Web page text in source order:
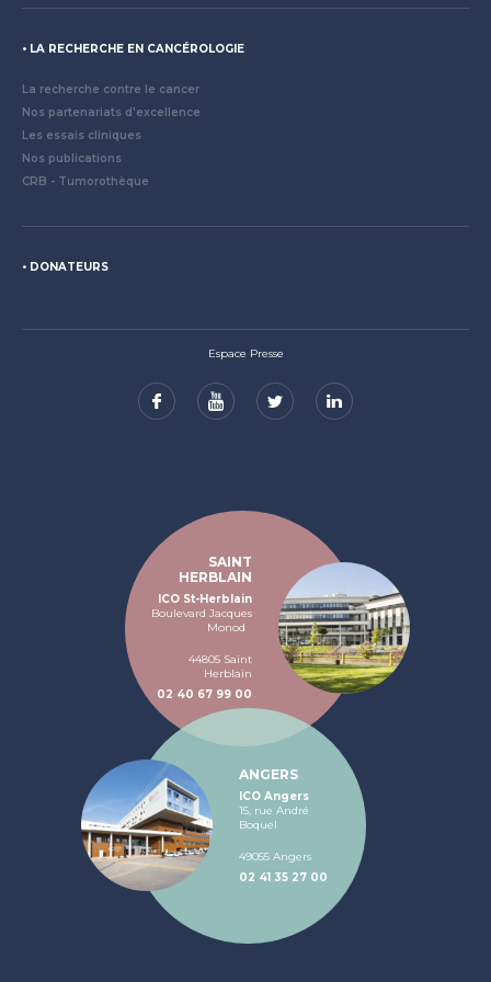
SAINT
HERBLAIN
ICO St-Herblain
Boulevard Jacques
Monod
44805 Saint
Herblain
02 40 67 99 00
ANGERS
ICO Angers
15, rue André
Boquel
49055 Angers
02 41 35 27 00
LA RECHERCHE EN CANCÉROLOGIE
La recherche contre le cancer
Nos partenariats d'excellence
Les essais cliniques
Nos publications
CRB - Tumorothèque
DONATEURS
Espace Presse